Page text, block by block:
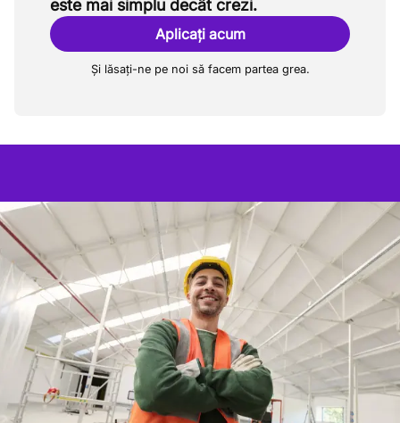
este mai simplu decât crezi.
Aplicați acum
Și lăsați-ne pe noi să facem partea grea.